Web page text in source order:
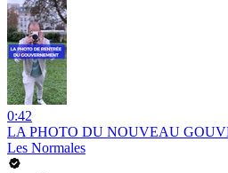
0:42
LA PHOTO DU NOUVEAU
Les Normales